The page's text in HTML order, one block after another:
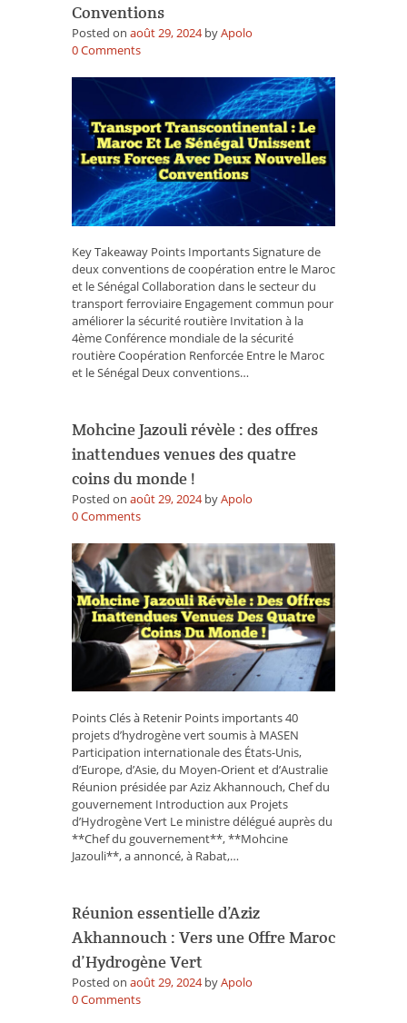
Conventions
Posted on août 29, 2024 byApolo
0Commentson
Le
Maroc
et
le
Sénégal
Unissent
leurs
avec
Deux
Nouvelles
Conventions
Key Takeaway Points Importants Signature de
deux conventions de coopération entre le Maroc
et le Sénégal Collaboration dans le secteur du
transport ferroviaire Engagement commun pour
améliorer la sécurité routière Invitation à la
4ème Conférence mondiale de la sécurité
routière Coopération Renforcée Entre le Maroc
et le Sénégal Deux conventions…
Mohcine Jazouli révèle : des offres
inattendues venues des quatre
coins du monde !
Posted on août 29, 2024 byApolo
0Commentson
Jazouli
révèle
des
offres
inattendues
venues
des
quatre
du
monde
Points Clés à Retenir Points importants 40
projets d’hydrogène vert soumis à MASEN
Participation internationale des États-Unis,
d’Europe, d’Asie, du Moyen-Orient et d’Australie
Réunion présidée par Aziz Akhannouch, Chef du
gouvernement Introduction aux Projets
d’Hydrogène Vert Le ministre délégué auprès du
**Chef du gouvernement**, **Mohcine
Jazouli**, a annoncé, à Rabat,…
Réunion essentielle d’Aziz
Akhannouch : Vers une Offre Maroc
d’Hydrogène Vert
Posted on août 29, 2024 byApolo
0Commentson